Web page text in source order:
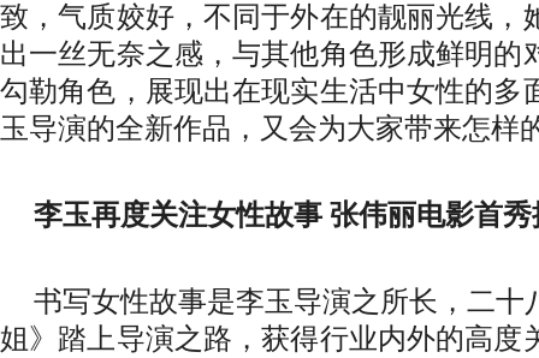
致，气质姣好，不同于外在的靓丽光线，
出一丝无奈之感，与其他角色形成鲜明的
勾勒角色，展现出在现实生活中女性的多
玉导演的全新作品，又会为大家带来怎样
李玉再度关注女性故事 张伟丽电影首
书写女性故事是李玉导演之所长，二十
姐》踏上导演之路，获得行业内外的高度